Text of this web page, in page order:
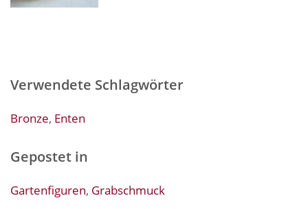
Verwendete Schlagwörter
Bronze, Enten
Gepostet in
Gartenfiguren, Grabschmuck